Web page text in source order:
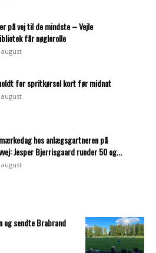
på vej til de mindste – Vejle
får nøglerolle
august
for spritkørsel kort før midnat
august
hos anlægsgartneren på
Jesper Bjerrisgaard runder 50 og...
august
sendte Brabrand